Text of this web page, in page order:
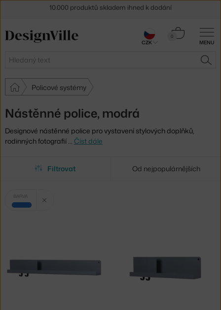
MENU
Hledat
0
Košík
Policové systémy
Nástěnné police, modrá
Designové nástěnné police pro vystavení stylových doplňků,
rodinných fotografií … Číst dále
Filtrovat Od nejpopulárnějších
Vybrané
filtry:
BARVA
modrá
30 dní na vrácení zboží
CZK